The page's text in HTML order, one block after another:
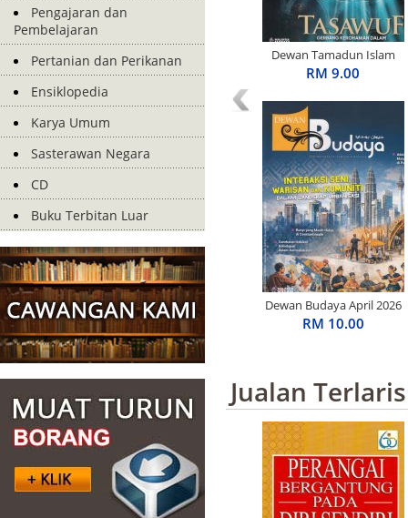
Pengajaran dan
Pembelajaran
Pertanian dan Perikanan
Ensiklopedia
Karya Umum
Sasterawan Negara
CD
Buku Terbitan Luar
Dewan Tamadun Islam
April 2026
RM 9.00
Dewan Budaya April 2026
RM 10.00
Jualan Terlaris